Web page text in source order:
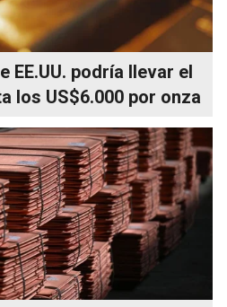
EE.UU. podría llevar el
los US$6.000 por onza